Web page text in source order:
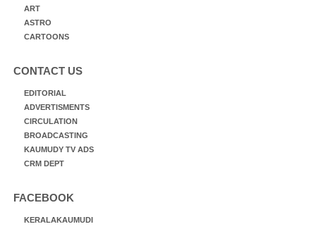
ART
ASTRO
CARTOONS
CONTACT US
EDITORIAL
ADVERTISMENTS
CIRCULATION
BROADCASTING
KAUMUDY TV ADS
CRM DEPT
FACEBOOK
KERALAKAUMUDI